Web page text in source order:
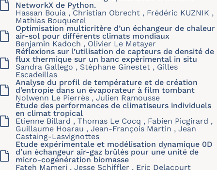
NetworkX de Python.
Hassan Bouia , Christian Obrecht , Frédéric KUZNIK ,
Mathias Bouquerel
Optimisation multicritère d’un échangeur de chaleur
air-sol pour différents climats mondiaux
Benjamin Kadoch , Olivier Le Metayer
Réflexions sur l’utilisation de capteurs de densité de
flux thermique sur un banc expérimental in situ
Sandra Gallego , Stéphane Ginestet , Gilles
Escadeillas
Analyse du profil de température et de création
d’entropie dans un évaporateur à film tombant
Nolwenn Le Pierrès , Julien Ramousse
Étude des performances de climatiseurs individuels
en climat tropical
Etienne Billard , Thomas Le Cocq , Fabien Picgirard ,
Guillaume Hoarau , Jean-François Martin , Jean
Castaing-Lasvignottes
Etude expérimentale et modélisation dynamique 0D
d’un échangeur air-gaz brûlés pour une unité de
micro-cogénération biomasse
Fateh Mameri , Jesse Schiffler , Eric Delacourt